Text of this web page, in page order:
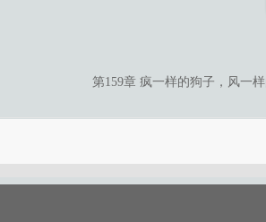
第159章 疯一样的狗子，风一